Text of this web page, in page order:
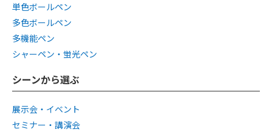
単色ボールペン
多色ボールペン
多機能ペン
シャーペン・蛍光ペン
シーンから選ぶ
展示会・イベント
セミナー・講演会